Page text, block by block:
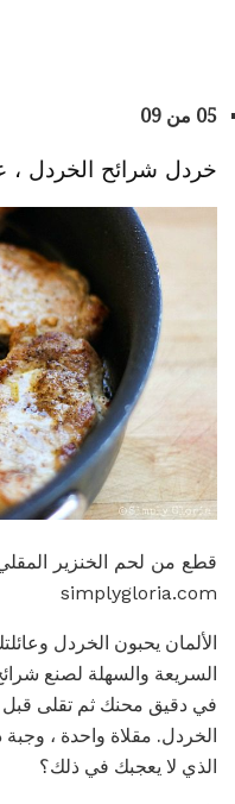
05 من 09
خردل شرائح الخردل ،
قطع من لحم الخنزير
simplygloria.com
الألمان يحبون الخردل
السريعة والسهلة لصنع
في دقيق محنك ثم تقلى
الخردل. مقلاة واحدة ،
الذي لا يعجبك في ذلك؟